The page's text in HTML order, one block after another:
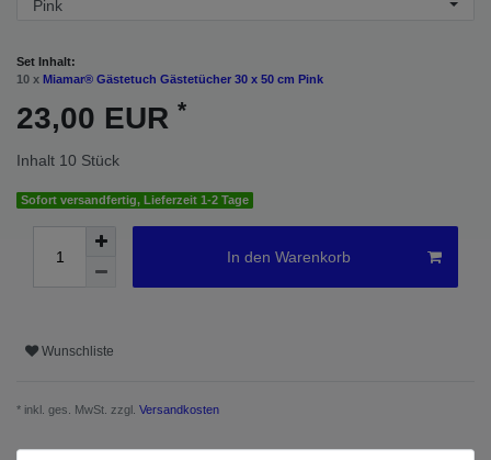
Set Inhalt:
10 x Miamar® Gästetuch Gästetücher 30 x 50 cm Pink
23,00 EUR *
Inhalt 10 Stück
Sofort versandfertig, Lieferzeit 1-2 Tage
In den Warenkorb
Wunschliste
* inkl. ges. MwSt. zzgl. Versandkosten